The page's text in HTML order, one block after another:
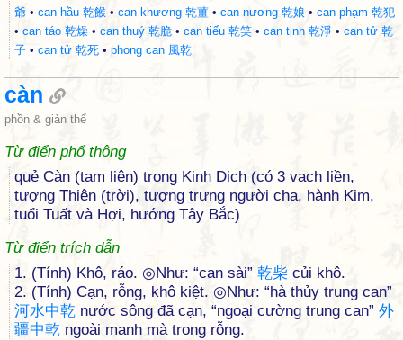
爺 • can hầu 乾餱 • can khương 乾薑 • can nương 乾娘 • can phạm 乾犯
• can táo 乾燥 • can thuý 乾脆 • can tiếu 乾笑 • can tịnh 乾淨 • can tử 乾
子 • can tử 乾死 • phong can 風乾
càn
phồn & giản thể
Từ điển phổ thông
quẻ Càn (tam liên) trong Kinh Dịch (có 3 vạch liền,
tượng Thiên (trời), tượng trưng người cha, hành Kim,
tuổi Tuất và Hợi, hướng Tây Bắc)
Từ điển trích dẫn
1. (Tính) Khô, ráo. ◎Như: “can sài” 乾柴 củi khô.
2. (Tính) Cạn, rỗng, khô kiệt. ◎Như: “hà thủy trung can”
河水中乾 nước sông đã cạn, “ngoại cường trung can” 外
疆中乾 ngoài mạnh mà trong rỗng.